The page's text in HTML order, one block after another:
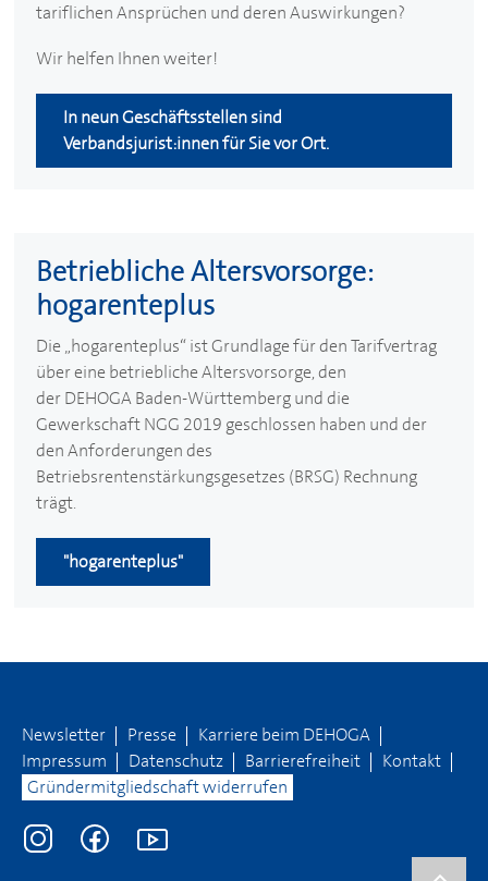
tariflichen Ansprüchen und deren Auswirkungen?
Wir helfen Ihnen weiter!
In neun Geschäftsstellen sind
Verbandsjurist:innen für Sie vor Ort.
Betriebliche Altersvorsorge:
hogarenteplus
Die „hogarenteplus“ ist Grundlage für den Tarifvertrag
über eine betriebliche Altersvorsorge, den
derDEHOGABaden-Württemberg und die
Gewerkschaft NGG 2019 geschlossen haben und der
den Anforderungen des
Betriebsrentenstärkungsgesetzes (BRSG) Rechnung
trägt.
"hogarenteplus"
Newsletter Presse Karriere beim DEHOGA
Impressum
Datenschutz Barrierefreiheit
Kontakt
Gründermitgliedschaft widerrufen